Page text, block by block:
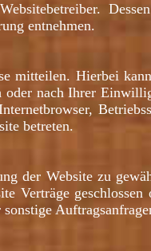
entnehmen.
mitteilen. Hierbei
nach Ihrer
betreten.
der Website zu
Verträge